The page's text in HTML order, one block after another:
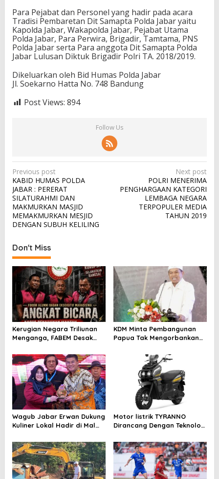
Para Pejabat dan Personel yang hadir pada acara
Tradisi Pembaretan Dit Samapta Polda Jabar yaitu
Kapolda Jabar, Wakapolda Jabar, Pejabat Utama
Polda Jabar, Para Perwira, Brigadir, Tamtama, PNS
Polda Jabar serta Para anggota Dit Samapta Polda
Jabar Lulusan Diktuk Brigadir Polri TA. 2018/2019.
Dikeluarkan oleh Bid Humas Polda Jabar
Jl. Soekarno Hatta No. 748 Bandung
Post Views: 894
Follow Us
P
o
s
t
n
v
i
g
a
t
i
o
Previous post
KABID HUMAS POLDA
JABAR : PERERAT
SILATURAHMI DAN
MAKMURKAN MASJID
MEMAKMURKAN MESJID
DENGAN SUBUH KELILING
Next post
POLRI MENERIMA
PENGHARGAAN KATEGORI
LEMBAGA NEGARA
TERPOPULER MEDIA
TAHUN 2019
Don't Miss
Kerugian Negara Triliunan
Menganga, FABEM Desak
Afiliasi Tersangka MBG
KDM Minta Pembangunan
Papua Tak Mengorbankan
Wagub Jabar Erwan Dukung
Kuliner Lokal Hadir di Mal
Motor listrik TYRANNO
Dirancang Dengan Teknologi